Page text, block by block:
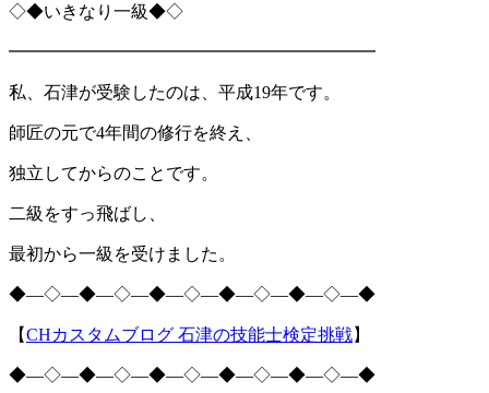
◇◆いきなり一級◆◇
━━━━━━━━━━━━━━━━━━━━━
私、石津が受験したのは、平成19年です。
師匠の元で4年間の修行を終え、
独立してからのことです。
二級をすっ飛ばし、
最初から一級を受けました。
◆―◇―◆―◇―◆―◇―◆―◇―◆―◇―◆
【CHカスタムブログ 石津の技能士検定挑戦】
◆―◇―◆―◇―◆―◇―◆―◇―◆―◇―◆